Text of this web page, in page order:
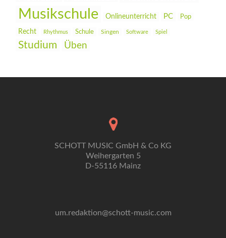
Musikschule Onlineunterricht PC Pop
Recht Rhythmus Schule Singen Software Spiel
Studium Üben
SCHOTT MUSIC GmbH & Co KG
Weihergarten 5
D-55116 Mainz
um.redaktion@schott-music.com